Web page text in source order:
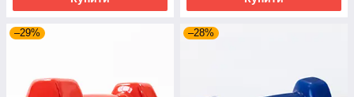
–29% –28%